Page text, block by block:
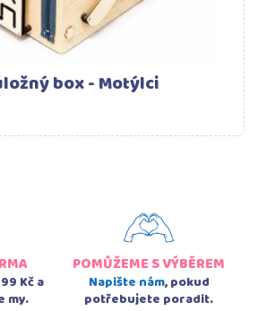
box - Motýlci
Kč a
my.
POMŮŽEME S VÝBĚREM
Napište nám, pokud
potřebujete poradit.